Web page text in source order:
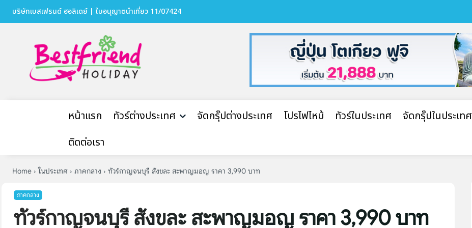
บริษัทเบสเฟรนด์ ฮอลิเดย์ | ใบอนุญาตนำเที่ยว 11/07424
หน้าแรก ทัวร์ต่างประเทศ จัดกรุ๊ปต่างประเทศ โปรไฟไหม้ ทัวร์ในประเทศ จัดกรุ๊ปในประเทศ
ติดต่อเรา
Home ในประเทศ ภาคกลาง ทัวร์กาญจนบุรี สังขละ สะพาญมอญ ราคา 3,990 บาท
ภาคกลาง
ทัวร์กาญจนบุรี สังขละ สะพาญมอญ ราคา 3,990 บาท